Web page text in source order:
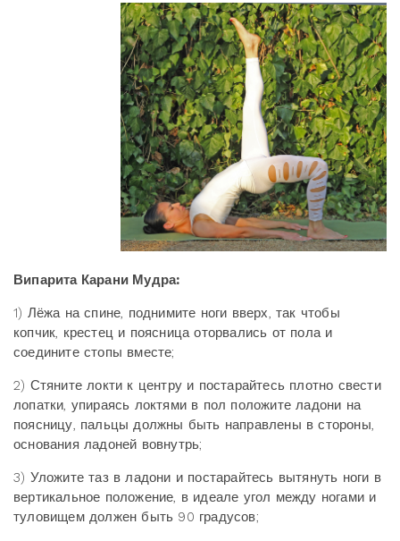
Випарита Карани Мудра:
1) Лёжа на спине, поднимите ноги вверх, так чтобы
копчик, крестец и поясница оторвались от пола и
соедините стопы вместе;
2) Стяните локти к центру и постарайтесь плотно свести
лопатки, упираясь локтями в пол положите ладони на
поясницу, пальцы должны быть направлены в стороны,
основания ладоней вовнутрь;
3) Уложите таз в ладони и постарайтесь вытянуть ноги в
вертикальное положение, в идеале угол между ногами и
туловищем должен быть 90 градусов;